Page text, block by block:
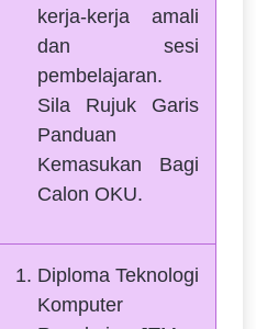
kerja-kerja amali
dan sesi
pembelajaran.
Sila Rujuk Garis
Panduan
Kemasukan Bagi
Calon OKU.
Diploma Teknologi
Komputer